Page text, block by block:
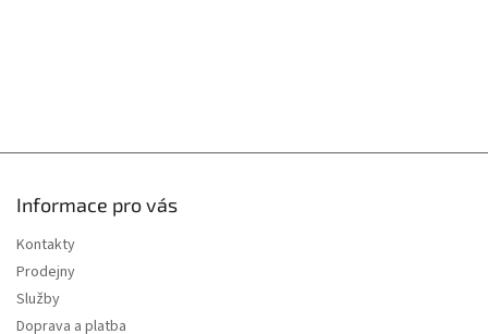
Informace pro vás
Kontakty
Prodejny
Služby
Doprava a platba